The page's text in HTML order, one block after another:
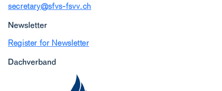
secretary@sfvs-fsvv.ch
Newsletter
Register for Newsletter
Dachverband